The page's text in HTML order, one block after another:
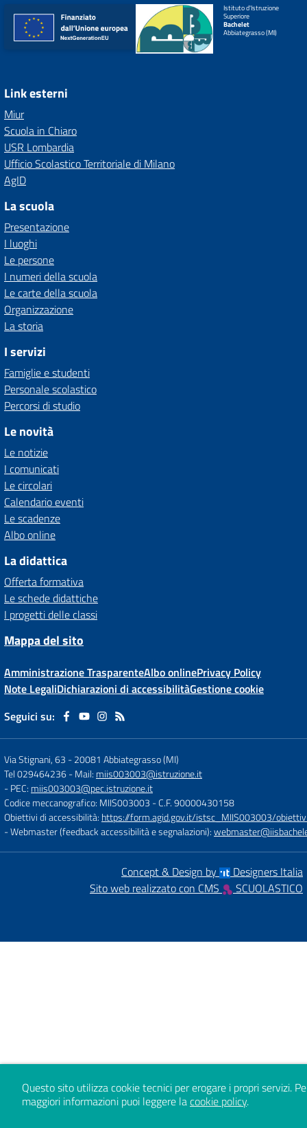
Istituto d'Istruzione
Superiore
Bachelet
Abbiategrasso (MI)
Link esterni
Miur
Scuola in Chiaro
USR Lombardia
Ufficio Scolastico Territoriale di Milano
AgID
La scuola
Presentazione
I luoghi
Le persone
I numeri della scuola
Le carte della scuola
Organizzazione
La storia
I servizi
Famiglie e studenti
Personale scolastico
Percorsi di studio
Le novità
Le notizie
I comunicati
Le circolari
Calendario eventi
Le scadenze
Albo online
La didattica
Offerta formativa
Le schede didattiche
I progetti delle classi
Mappa del sito
Amministrazione TrasparenteAlbo onlinePrivacy Policy
Note LegaliDichiarazioni di accessibilitàGestione cookie
Seguici su:
Via Stignani, 63 -20081 Abbiategrasso (MI)
Tel 029464236- Mail: miis003003@istruzione.it
- PEC: miis003003@pec.istruzione.it
Codice meccanografico: MIIS003003 - C.F. 90000430158
Obiettivi di accessibilità: https://form.agid.gov.it/istsc_MIIS003003/
- Webmaster (feedback accessibilità e segnalazioni):
Concept & Design by
Designers Italia
Sito web realizzato con CMS
SCUOLASTICO
Questo sito utilizza cookie tecnici per erogare i propri servizi.
maggiori informazioni puoi leggere lacookie policy.